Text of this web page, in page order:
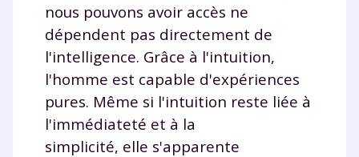
nous pouvons avoir accès ne
dépendent pas directement de
l'intelligence. Grâce à l'intuition,
l'homme est capable d'expériences
pures. Même si l'intuition reste liée à
l'immédiateté et à la
simplicité, elle s'apparente